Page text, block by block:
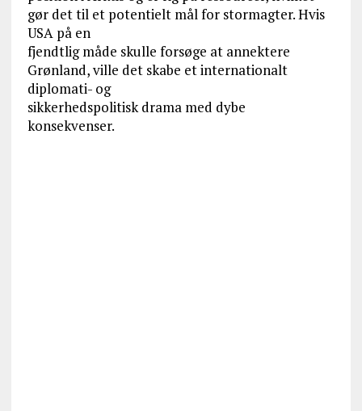
gør det til et potentielt mål for stormagter. Hvis
USA på en
fjendtlig måde skulle forsøge at annektere
Grønland, ville det skabe et internationalt
diplomati- og
sikkerhedspolitisk drama med dybe
konsekvenser.